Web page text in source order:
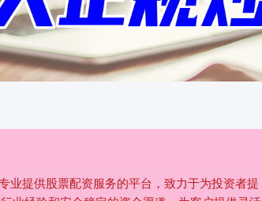
业提供股票配资服务的平台，致力于为投资者提